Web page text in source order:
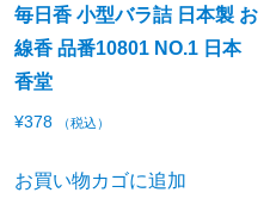
毎日香 小型バラ詰 日本製 お
線香 品番10801 NO.1 日本
香堂
¥378 （税込）
お買い物カゴに追加